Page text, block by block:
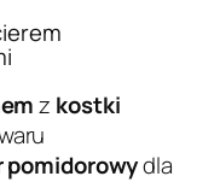
z kostki
pomidorowydla